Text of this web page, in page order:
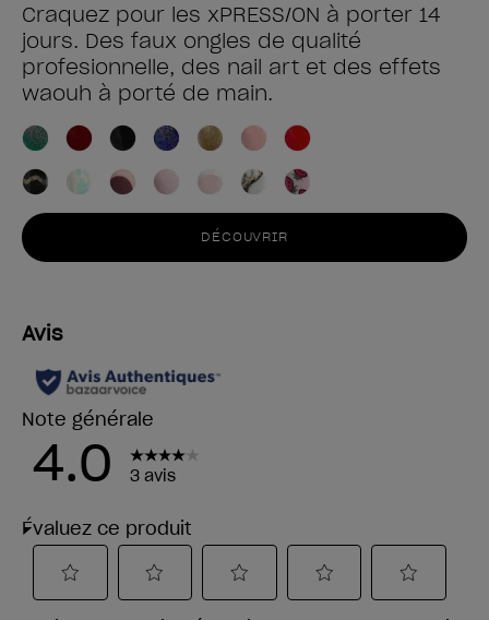
Craquez pour les xPRESS/ON à porter 14
jours. Des faux ongles de qualité
profesionnelle, des nail art et des effets
waouh à porté de main.
DÉCOUVRIR